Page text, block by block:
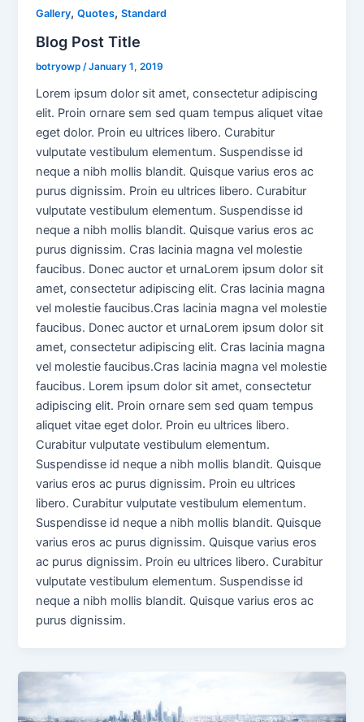
Gallery,Quotes,Standard
Blog Post Title
botryowp/January 1, 2019
Lorem ipsum dolor sit amet, consectetur adipiscing
elit. Proin ornare sem sed quam tempus aliquet vitae
eget dolor. Proin eu ultrices libero. Curabitur
vulputate vestibulum elementum. Suspendisse id
neque a nibh mollis blandit. Quisque varius eros ac
purus dignissim. Proin eu ultrices libero. Curabitur
vulputate vestibulum elementum. Suspendisse id
neque a nibh mollis blandit. Quisque varius eros ac
purus dignissim. Cras lacinia magna vel molestie
faucibus. Donec auctor et urnaLorem ipsum dolor sit
amet, consectetur adipiscing elit. Cras lacinia magna
vel molestie faucibus.Cras lacinia magna vel molestie
faucibus. Donec auctor et urnaLorem ipsum dolor sit
amet, consectetur adipiscing elit. Cras lacinia magna
vel molestie faucibus.Cras lacinia magna vel molestie
faucibus. Lorem ipsum dolor sit amet, consectetur
adipiscing elit. Proin ornare sem sed quam tempus
aliquet vitae eget dolor. Proin eu ultrices libero.
Curabitur vulputate vestibulum elementum.
Suspendisse id neque a nibh mollis blandit. Quisque
varius eros ac purus dignissim. Proin eu ultrices
libero. Curabitur vulputate vestibulum elementum.
Suspendisse id neque a nibh mollis blandit. Quisque
varius eros ac purus dignissim. Quisque varius eros
ac purus dignissim. Proin eu ultrices libero. Curabitur
vulputate vestibulum elementum. Suspendisse id
neque a nibh mollis blandit. Quisque varius eros ac
purus dignissim.